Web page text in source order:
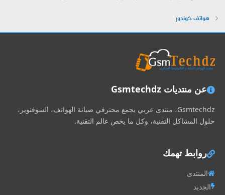
هواتف كوندور
عن منتديات Gsmtechdz
Gsmtechdz، منتدى عربي يجمع محترفي صيانة الهواتف، السوفتوير،
حلول المشاكل التقنية، وكل ما يخص عالم التقنية.
روابط تهمك
المنتدى
الجديد